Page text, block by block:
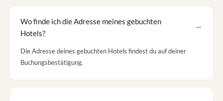
Wo finde ich die Adresse meines gebuchten
Hotels?
Die Adresse deines gebuchten Hotels findest du auf deiner
Buchungsbestätigung.